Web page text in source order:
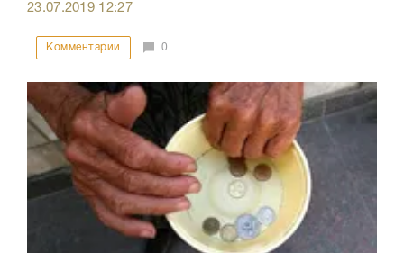
23.07.2019 12:27
Комментарии 0